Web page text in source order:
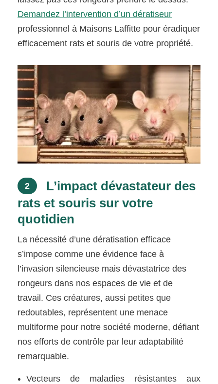
Demandez l’intervention d’un dératiseur
professionnel à Maisons Laffitte pour éradiquer
efficacement rats et souris de votre propriété.
2
L’impact dévastateur des
rats et souris sur votre
quotidien
La nécessité d’une dératisation efficace
s’impose comme une évidence face à
l’invasion silencieuse mais dévastatrice des
rongeurs dans nos espaces de vie et de
travail. Ces créatures, aussi petites que
redoutables, représentent une menace
multiforme pour notre société moderne, défiant
nos efforts de contrôle par leur adaptabilité
remarquable.
Vecteurs de maladies résistantes aux